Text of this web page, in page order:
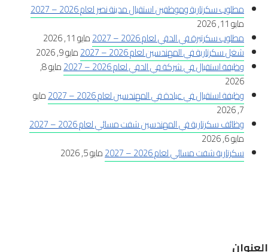
مطلوب سكرتارية وموظفين استقبال مدينة نصر لعام 2026 – 2027
مايو 11, 2026
مطلوب سكرتيرة في الدقي لعام 2026 – 2027
مايو 11, 2026
شغل سكرتارية في المهندسين لعام 2026 – 2027
مايو 9, 2026
وظيفة استقبال في شركة في الدقي لعام 2026 – 2027
مايو 8,
2026
وظيفة استقبال في عيادة في المهندسين لعام 2026 – 2027
مايو
7, 2026
وظائف سكرتارية في المهندسين شفت مسائي لعام 2026 – 2027
مايو 6, 2026
سكرتارية شفت مسائي لعام 2026 – 2027
مايو 5, 2026
العنوان